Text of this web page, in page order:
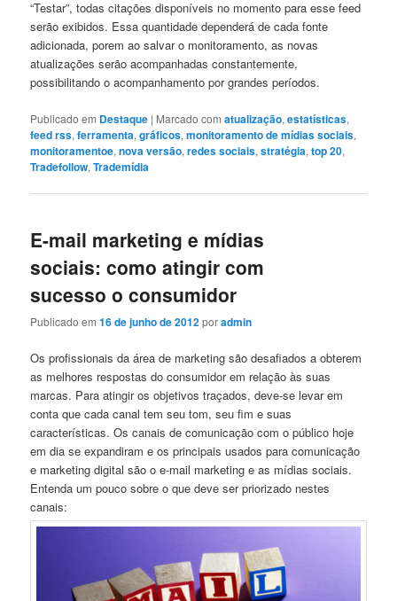
“Testar”, todas citações disponíveis no momento para esse feed
serão exibidos. Essa quantidade dependerá de cada fonte
adicionada, porem ao salvar o monitoramento, as novas
atualizações serão acompanhadas constantemente,
possibilitando o acompanhamento por grandes períodos.
Publicado em Destaque | Marcado com atualização,estatísticas,
feed rss,ferramenta,gráficos,monitoramento de mídias sociais,
monitoramentoe,nova versão,redes sociais,stratégia,top 20,
Tradefollow,Trademídia
E-mail marketing e mídias
sociais: como atingir com
sucesso o consumidor
Publicado em16 de junho de 2012poradmin
Os profissionais da área de marketing são desafiados a obterem
as melhores respostas do consumidor em relação às suas
marcas. Para atingir os objetivos traçados, deve-se levar em
conta que cada canal tem seu tom, seu fim e suas
características. Os canais de comunicação com o público hoje
em dia se expandiram e os principais usados para comunicação
e marketing digital são o e-mail marketing e as mídias sociais.
Entenda um pouco sobre o que deve ser priorizado nestes
canais: